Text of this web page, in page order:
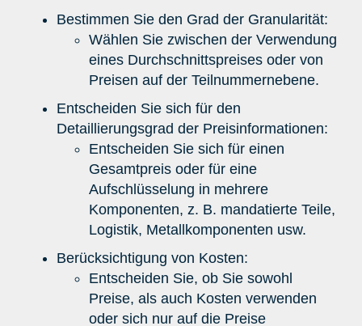
Bestimmen Sie den Grad der Granularität:
Wählen Sie zwischen der Verwendung
eines Durchschnittspreises oder von
Preisen auf der Teilnummernebene.
Entscheiden Sie sich für den
Detaillierungsgrad der Preisinformationen:
Entscheiden Sie sich für einen
Gesamtpreis oder für eine
Aufschlüsselung in mehrere
Komponenten, z. B. mandatierte Teile,
Logistik, Metallkomponenten usw.
Berücksichtigung von Kosten:
Entscheiden Sie, ob Sie sowohl
Preise, als auch Kosten verwenden
oder sich nur auf die Preise